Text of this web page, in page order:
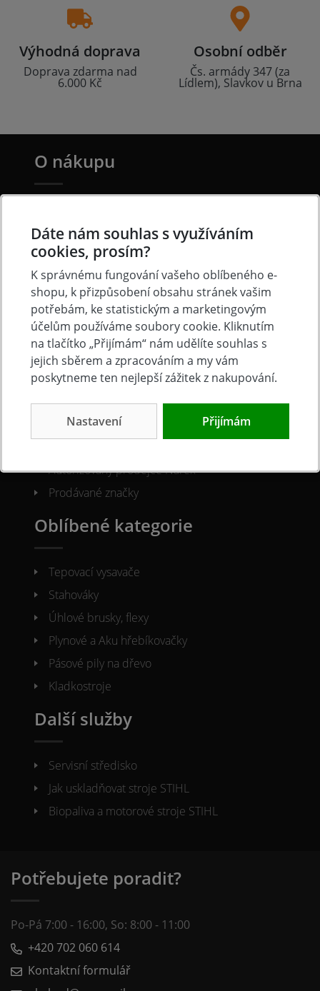
Výhodná doprava
Doprava zdarma nad
6.000 Kč
Osobní odběr
Čs. armády 347 (za
Lídlem), Slavkov u Brna
O nákupu
Často kladené otázky
Obchodní podmínky
Reklamacni řád
Ochrana osobních údajů
Cookies
O společnosti
Kontakty
O nás
Autorizovaný prodejce Narex
Prodávané značky
Oblíbené kategorie
Tepovací vysavače
Stahováky
Úhlové brusky, flexy
Plynové a Aku hřebíkovačky
Pásové pily na dřevo
Kladkostroje
Další služby
Servisní středisko
Jak uskladňovat stroje STIHL
Biopaliva a motorové stroje STIHL
Potřebujete poradit?
Po-Pá 7:00 - 16:00, So: 8:00 - 11:00
+420 702 060 614
Kontaktní formulář
Dáte nám souhlas s využíváním
cookies, prosím?
K správnému fungování vašeho oblíbeného e-
shopu, k přizpůsobení obsahu stránek vašim
potřebám, ke statistickým a marketingovým
účelům používáme soubory cookie. Kliknutím
na tlačítko „Přijímám“ nám udělíte souhlas s
jejich sběrem a zpracováním a my vám
poskytneme ten nejlepší zážitek z nakupování.
Nastavení Přijímám